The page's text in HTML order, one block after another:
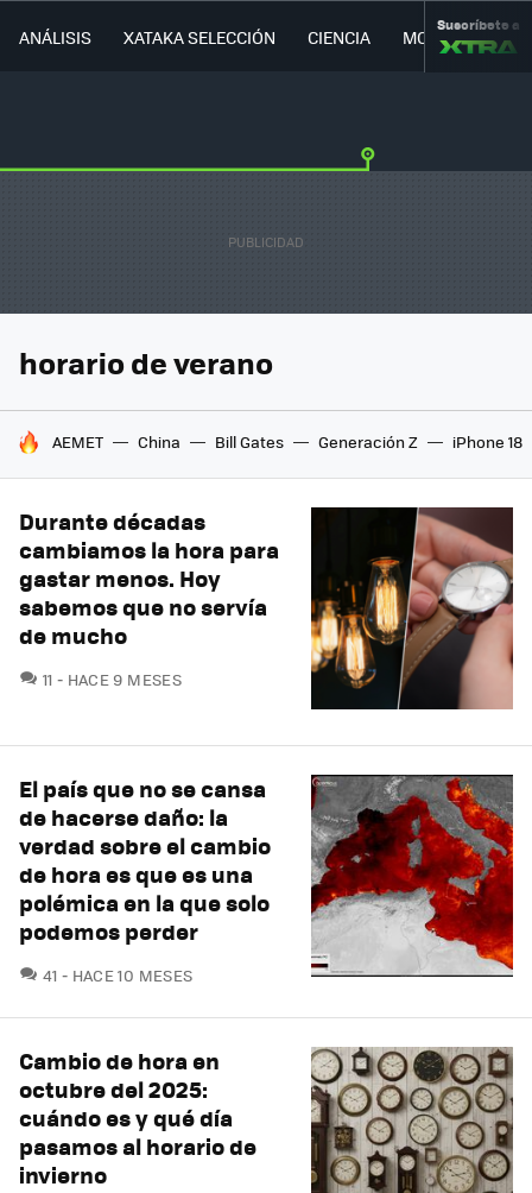
ANÁLISIS XATAKA SELECCIÓN CIENCIA MOVILIDAD
Suscríbete a
horario de verano
HOY SE HABLA DE
AEMET China Bill Gates Generación Z iPhone 18
Durante décadas
cambiamos la hora para
gastar menos. Hoy
sabemos que no servía
de mucho
11 COMENTARIOS
HACE 9 MESES
El país que no se cansa
de hacerse daño: la
verdad sobre el cambio
de hora es que es una
polémica en la que solo
podemos perder
41 COMENTARIOS
HACE 10 MESES
Cambio de hora en
octubre del 2025:
cuándo es y qué día
pasamos al horario de
invierno